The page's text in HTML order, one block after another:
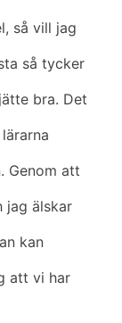
så vill jag
så tycker
bra. Det
Genom att
jag älskar
kan
att vi har